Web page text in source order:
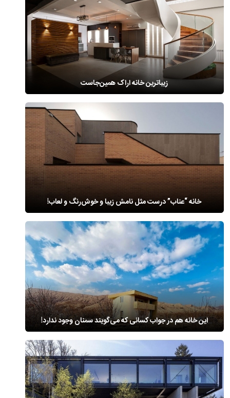
زیباترین خانه اراک همین‌جاست
خانه “عناب” درست مثل نامش زیبا و خوش‌رنگ و لعاب!
این خانه هم در جواب کسانی که می‌گویند سمنان وجود ندارد!